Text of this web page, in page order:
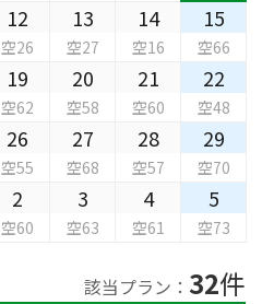
12
空26
13
空27
14
空16
15
空66
19
空62
20
空58
21
空60
22
空48
26
空55
27
空68
28
空57
29
空70
2
空60
3
空63
4
空61
5
空73
該当プラン： 32件